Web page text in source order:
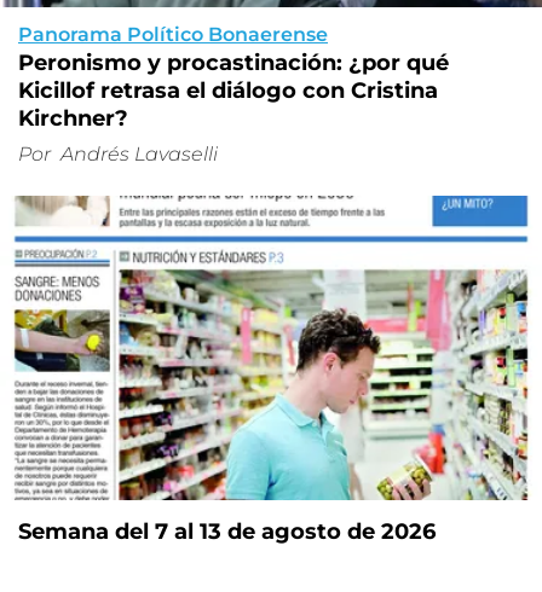
Panorama Político Bonaerense
Peronismo y procastinación: ¿por qué
Kicillof retrasa el diálogo con Cristina
Kirchner?
Por Andrés Lavaselli
Semana del 7 al 13 de agosto de 2026